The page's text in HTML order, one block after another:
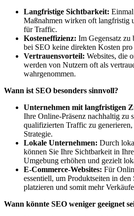
Langfristige Sichtbarkeit:
Maßnahmen wirken oft langfristig
für Traffic.
Kosteneffizienz: Im Gegensatz zu
bei SEO keine direkten Kosten
Vertrauensvorteil: Websites, die
werden von Nutzern oft als
wahrgenommen.
Wann ist SEO besonders sinnvoll?
Unternehmen mit langfristigen
Ihre Online-Präsenz nachhaltig zu
qualifizierten Traffic zu
Strategie.
Lokale Unternehmen: Durch
können Sie Ihre Sichtbarkeit in
Umgebung erhöhen und gezielt
E-Commerce-Websites: Für
essentiell, um Produktseiten in den
platzieren und somit mehr
Wann könnte SEO weniger geeignet